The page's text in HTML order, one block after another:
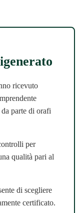
ricevuto
parte di orafi
per
qualità pari al
di scegliere
certificato.